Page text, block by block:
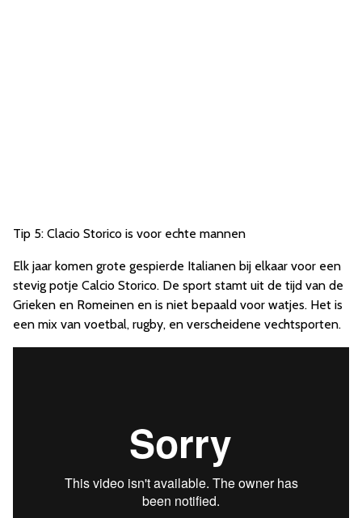
Tip 5: Clacio Storico is voor echte mannen
Elk jaar komen grote gespierde Italianen bij elkaar voor een
stevig potje Calcio Storico. De sport stamt uit de tijd van de
Grieken en Romeinen en is niet bepaald voor watjes. Het is
een mix van voetbal, rugby, en verscheidene vechtsporten.